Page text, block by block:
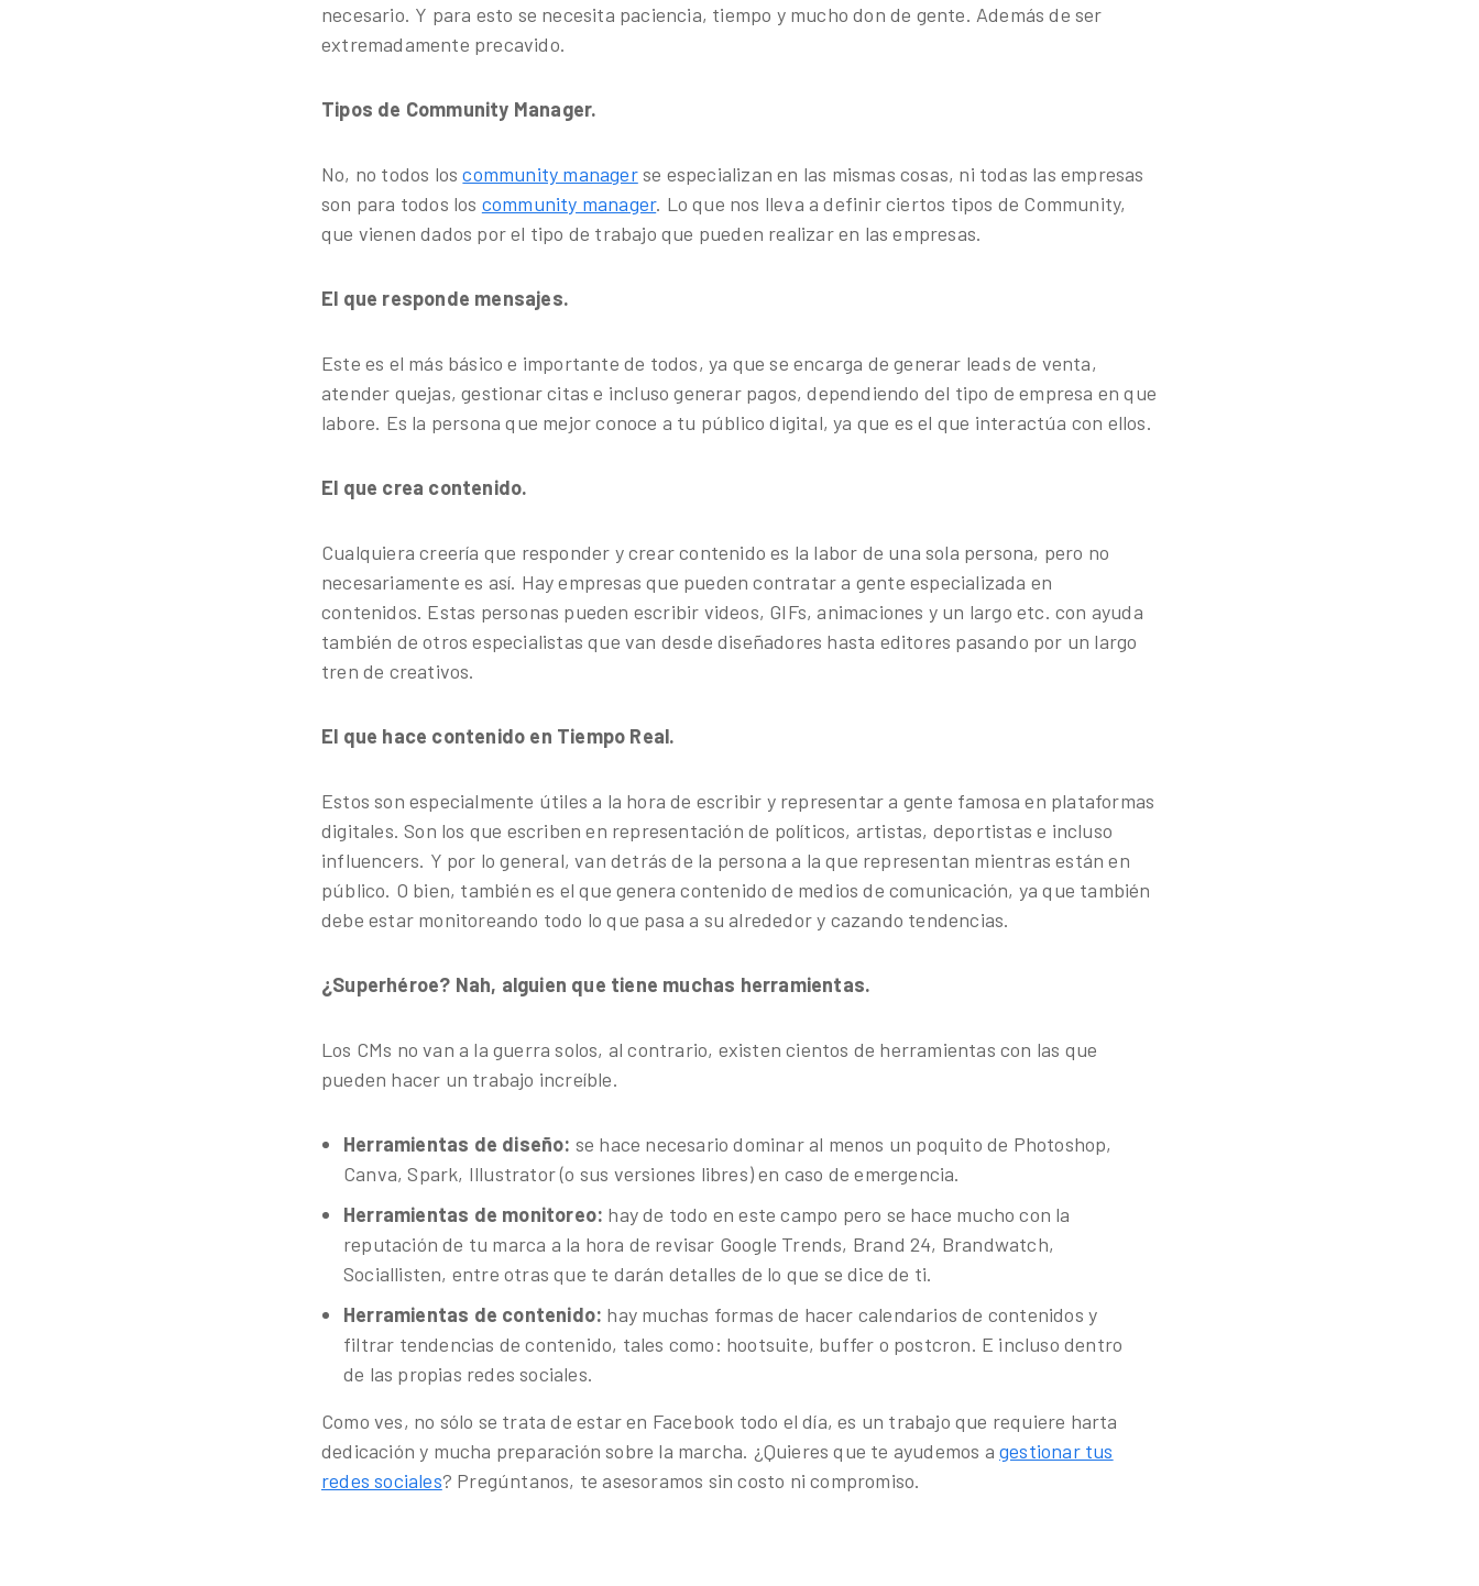
necesario. Y para esto se necesita paciencia, tiempo y mucho don de gente. Además de ser
extremadamente precavido.
Tipos de Community Manager.
No, no todos loscommunity managerse especializan en las mismas cosas, ni todas las empresas
son para todos los community manager. Lo que nos lleva a definir ciertos tipos de Community,
que vienen dados por el tipo de trabajo que pueden realizar en las empresas.
El que responde mensajes.
Este es el más básico e importante de todos, ya que se encarga de generar leads de venta,
atender quejas, gestionar citas e incluso generar pagos, dependiendo del tipo de empresa en que
labore. Es la persona que mejor conoce a tu público digital, ya que es el que interactúa con ellos.
El que crea contenido.
Cualquiera creería que responder y crear contenido es la labor de una sola persona, pero no
necesariamente es así. Hay empresas que pueden contratar a gente especializada en
contenidos. Estas personas pueden escribir videos, GIFs, animaciones y un largo etc. con ayuda
también de otros especialistas que van desde diseñadores hasta editores pasando por un largo
tren de creativos.
El que hace contenido en Tiempo Real.
Estos son especialmente útiles a la hora de escribir y representar a gente famosa en plataformas
digitales. Son los que escriben en representación de políticos, artistas, deportistas e incluso
influencers. Y por lo general, van detrás de la persona a la que representan mientras están en
público. O bien, también es el que genera contenido de medios de comunicación, ya que también
debe estar monitoreando todo lo que pasa a su alrededor y cazando tendencias.
¿Superhéroe? Nah, alguien que tiene muchas herramientas.
Los CMs no van a la guerra solos, al contrario, existen cientos de herramientas con las que
pueden hacer un trabajo increíble.
Herramientas de diseño: se hace necesario dominar al menos un poquito de Photoshop,
Canva, Spark, Illustrator (o sus versiones libres) en caso de emergencia.
Herramientas de monitoreo: hay de todo en este campo pero se hace mucho con la
reputación de tu marca a la hora de revisar Google Trends, Brand 24, Brandwatch,
Sociallisten, entre otras que te darán detalles de lo que se dice de ti.
Herramientas de contenido: hay muchas formas de hacer calendarios de contenidos y
filtrar tendencias de contenido, tales como: hootsuite, buffer o postcron. E incluso dentro
de las propias redes sociales.
Como ves, no sólo se trata de estar en Facebook todo el día, es un trabajo que requiere harta
dedicación y mucha preparación sobre la marcha. ¿Quieres que te ayudemos agestionar tus
redes sociales? Pregúntanos, te asesoramos sin costo ni compromiso.